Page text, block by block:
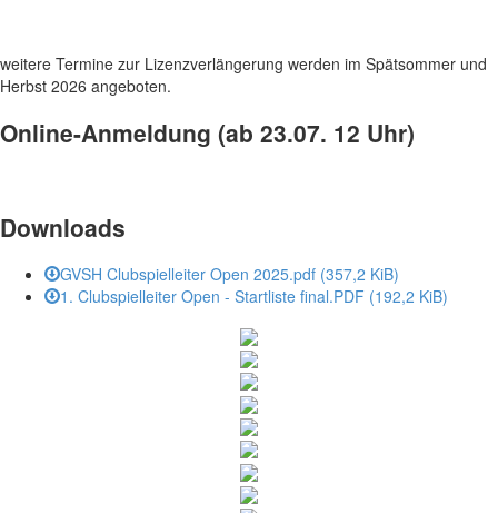
weitere Termine zur Lizenzverlängerung werden im Spätsommer und
Herbst 2026 angeboten.
Online-Anmeldung (ab 23.07. 12 Uhr)
Downloads
GVSH Clubspielleiter Open 2025.pdf (357,2 KiB)
1. Clubspielleiter Open - Startliste final.PDF (192,2 KiB)